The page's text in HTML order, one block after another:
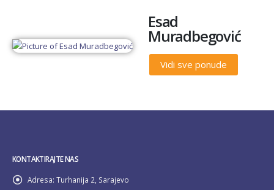
Esad
Muradbegović
Vidi sve ponude
KONTAKTIRAJTE NAS
Adresa: Turhanija 2, Sarajevo